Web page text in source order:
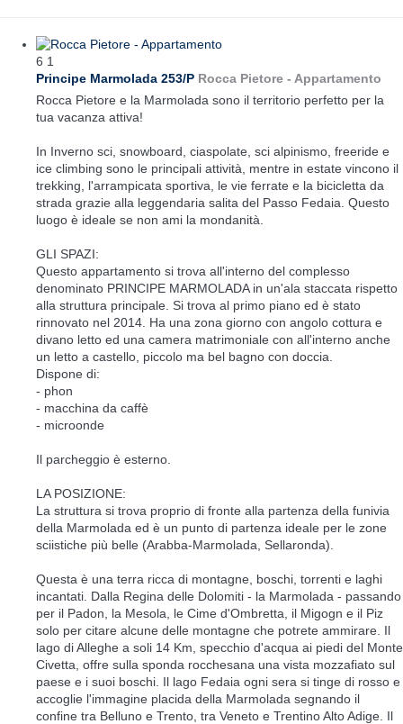
6 1
Principe Marmolada 253/P Rocca Pietore - Appartamento
Rocca Pietore e la Marmolada sono il territorio perfetto per la
tua vacanza attiva!
In Inverno sci, snowboard, ciaspolate, sci alpinismo, freeride e
ice climbing sono le principali attività, mentre in estate vincono il
trekking, l'arrampicata sportiva, le vie ferrate e la bicicletta da
strada grazie alla leggendaria salita del Passo Fedaia. Questo
luogo è ideale se non ami la mondanità.
GLI SPAZI:
Questo appartamento si trova all'interno del complesso
denominato PRINCIPE MARMOLADA in un'ala staccata rispetto
alla struttura principale. Si trova al primo piano ed è stato
rinnovato nel 2014. Ha una zona giorno con angolo cottura e
divano letto ed una camera matrimoniale con all'interno anche
un letto a castello, piccolo ma bel bagno con doccia.
Dispone di:
- phon
- macchina da caffè
- microonde
Il parcheggio è esterno.
LA POSIZIONE:
La struttura si trova proprio di fronte alla partenza della funivia
della Marmolada ed è un punto di partenza ideale per le zone
sciistiche più belle (Arabba-Marmolada, Sellaronda).
Questa è una terra ricca di montagne, boschi, torrenti e laghi
incantati. Dalla Regina delle Dolomiti - la Marmolada - passando
per il Padon, la Mesola, le Cime d'Ombretta, il Migogn e il Piz
solo per citare alcune delle montagne che potrete ammirare. Il
lago di Alleghe a soli 14 Km, specchio d'acqua ai piedi del Monte
Civetta, offre sulla sponda rocchesana una vista mozzafiato sul
paese e i suoi boschi. Il lago Fedaia ogni sera si tinge di rosso e
accoglie l'immagine placida della Marmolada segnando il
confine tra Belluno e Trento, tra Veneto e Trentino Alto Adige. Il